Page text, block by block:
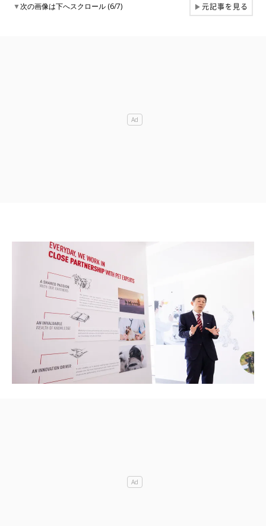
▼次の画像は下へスクロール (6/7) ▶元記事を見る